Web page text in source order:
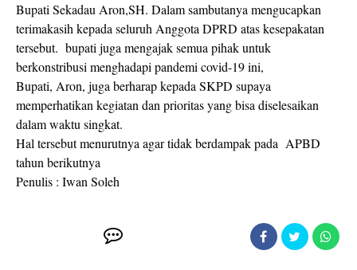
Bupati Sekadau Aron,SH. Dalam sambutanya mengucapkan
terimakasih kepada seluruh Anggota DPRD atas kesepakatan
tersebut. bupati juga mengajak semua pihak untuk
berkonstribusi menghadapi pandemi covid-19 ini,
Bupati, Aron, juga berharap kepada SKPD supaya
memperhatikan kegiatan dan prioritas yang bisa diselesaikan
dalam waktu singkat.
Hal tersebut menurutnya agar tidak berdampak pada APBD
tahun berikutnya
Penulis : Iwan Soleh